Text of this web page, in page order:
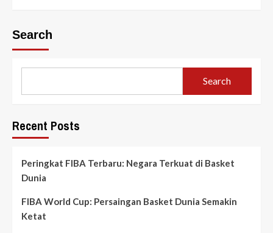
Search
Search
Recent Posts
Peringkat FIBA Terbaru: Negara Terkuat di Basket
Dunia
FIBA World Cup: Persaingan Basket Dunia Semakin
Ketat